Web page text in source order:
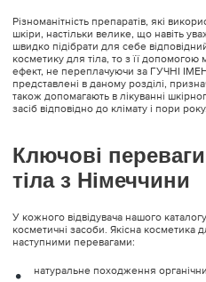
Різноманітність препаратів, які
шкіри, настільки велике, що навіть
швидко підібрати для себе
косметику для тіла, то з її
ефект, не переплачуючи за ГУЧНІ
представлені в даному розділі,
також допомагають в лікуванні
засіб відповідно до клімату і пори року.
Ключові
тіла з Німеччини
У кожного відвідувача нашого
косметичні засоби. Якісна косметика
наступними перевагами:
натуральне походження